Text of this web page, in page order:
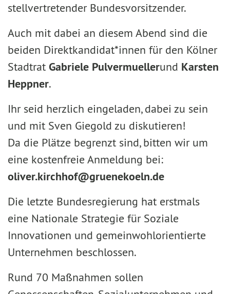
stellvertretender Bundesvorsitzender.
Auch mit dabei an diesem Abend sind die
beiden Direktkandidat*innen für den Kölner
Stadtrat Gabriele Pulvermuellerund Karsten
Heppner.
Ihr seid herzlich eingeladen, dabei zu sein
und mit Sven Giegold zu diskutieren!
Da die Plätze begrenzt sind, bitten wir um
eine kostenfreie Anmeldung bei:
oliver.kirchhof@gruenekoeln.de
Die letzte Bundesregierung hat erstmals
eine Nationale Strategie für Soziale
Innovationen und gemeinwohlorientierte
Unternehmen beschlossen.
Rund 70 Maßnahmen sollen